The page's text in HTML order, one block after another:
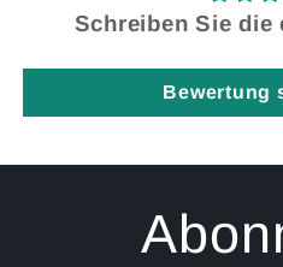
Schreiben Sie die
Bewertung